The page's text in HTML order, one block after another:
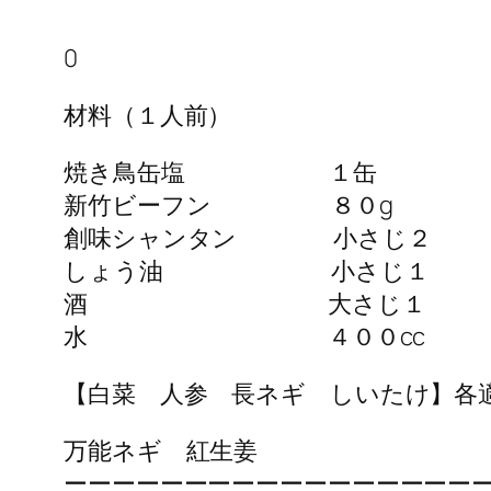
0
材料（１人前）
焼き鳥缶塩 １缶
新竹ビーフン ８０g
創味シャンタン 小さじ２
しょう油 小さじ１
酒 大さじ１
水 ４００cc
【白菜 人参 長ネギ しいたけ】各
万能ネギ 紅生姜
ーーーーーーーーーーーーーーーーー